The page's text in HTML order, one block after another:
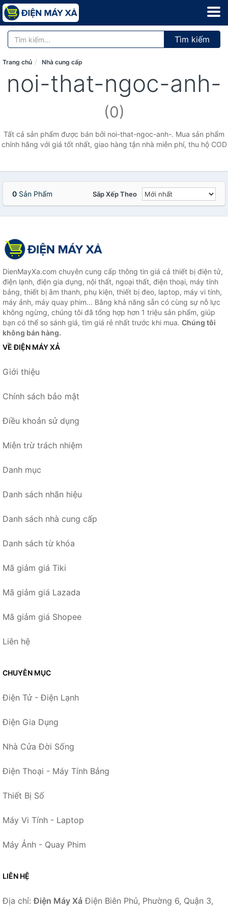
Tìm kiếm
Trang chủ Nhà cung cấp
noi-that-ngoc-anh-
(0)
Tất cả sản phẩm được bán bởi noi-that-ngoc-anh-. Mua sản phẩm
chính hãng với giá tốt nhất, giao hàng tận nhà miễn phí, thu hộ COD
0 Sản Phẩm Sắp Xếp Theo
DienMayXa.com chuyên cung cấp thông tin giá cả thiết bị điện tử,
điện lạnh, điện gia dụng, nội thất, ngoại thất, điện thoại, máy tính
bảng, thiết bị âm thanh, phụ kiện, thiết bị đeo, laptop, máy vi tính,
máy ảnh, máy quay phim... Bằng khả năng sẵn có cùng sự nỗ lực
không ngừng, chúng tôi đã tổng hợp hơn 1 triệu sản phẩm, giúp
bạn có thể so sánh giá, tìm giá rẻ nhất trước khi mua. Chúng tôi
không bán hàng.
VỀ ĐIỆN MÁY XẢ
Giới thiệu
Chính sách bảo mật
Điều khoản sử dụng
Miễn trừ trách nhiệm
Danh mục
Danh sách nhãn hiệu
Danh sách nhà cung cấp
Danh sách từ khóa
Mã giảm giá Tiki
Mã giảm giá Lazada
Mã giảm giá Shopee
Liên hệ
CHUYÊN MỤC
Điện Tử - Điện Lạnh
Điện Gia Dụng
Nhà Cửa Đời Sống
Điện Thoại - Máy Tính Bảng
Thiết Bị Số
Máy Vi Tính - Laptop
Máy Ảnh - Quay Phim
LIÊN HỆ
Địa chỉ:Điện Máy Xả Điện Biên Phủ, Phường 6, Quận 3,